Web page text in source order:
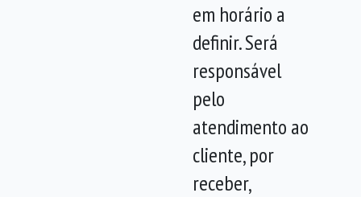
em horário a
definir. Será
responsável
pelo
atendimento ao
cliente, por
receber,